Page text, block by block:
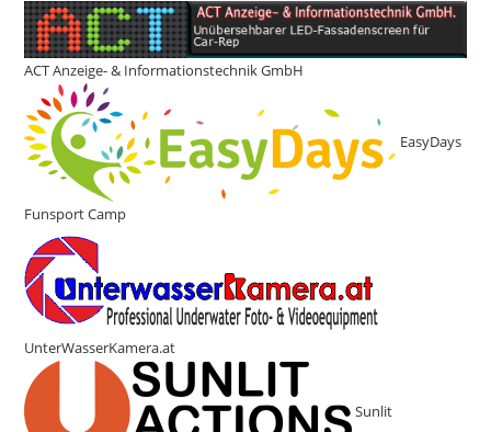
ACT Anzeige- & Informationstechnik GmbH
EasyDays
Funsport Camp
UnterWasserKamera.at
Sunlit